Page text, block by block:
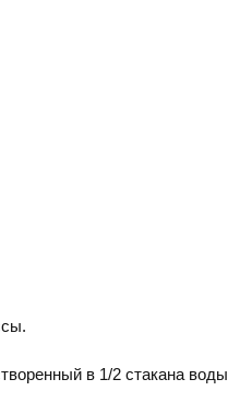
в 1/2 стакана воды